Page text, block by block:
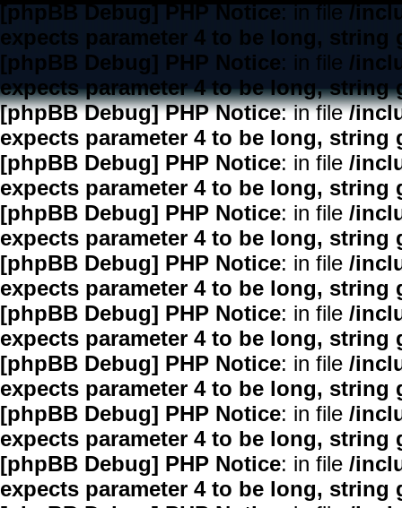
[phpBB Debug] PHP Notice: in file/
expects parameter 4 to be long, string
[phpBB Debug] PHP Notice: in file /
expects parameter 4 to be long, string
[phpBB Debug] PHP Notice: in file/
expects parameter 4 to be long, string
[phpBB Debug] PHP Notice: in file /
expects parameter 4 to be long, string
[phpBB Debug] PHP Notice: in file /
expects parameter 4 to be long, string
[phpBB Debug] PHP Notice: in file /
expects parameter 4 to be long, string
[phpBB Debug] PHP Notice: in file /
expects parameter 4 to be long, string
[phpBB Debug] PHP Notice: in file /
expects parameter 4 to be long, string
[phpBB Debug] PHP Notice: in file /
expects parameter 4 to be long, string
[phpBB Debug] PHP Notice: in file /
expects parameter 4 to be long, string